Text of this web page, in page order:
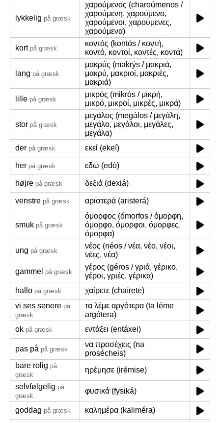
lykkelig på græsk
χαρούμενος (charoúmenos /
χαρούμενη, χαρούμενο,
χαρούμενοι, χαρούμενες,
χαρούμενα)
kort på græsk
κοντός (kontós / κοντή,
κοντό, κοντοί, κοντές, κοντά)
lang på græsk
μακρύς (makrýs / μακριά,
μακρύ, μακριοί, μακριές,
μακριά)
lille på græsk
μικρός (mikrós / μικρή,
μικρό, μικροί, μικρές, μικρά)
stor på græsk
μεγάλος (megálos / μεγάλη,
μεγάλο, μεγάλοι, μεγάλες,
μεγάλα)
der på græsk εκεί (ekeí)
her på græsk εδώ (edó)
højre på græsk δεξιά (dexiá)
venstre på græsk αριστερά (aristerá)
smuk på græsk
όμορφος (ómorfos / όμορφη,
όμορφο, όμορφοι, όμορφες,
όμορφα)
ung på græsk
νέος (néos / νέα, νέο, νέοι,
νέες, νέα)
gammel på græsk
γέρος (géros / γριά, γέρικο,
γέροι, γριές, γέρικα)
hallo på græsk
χαίρετε (chaírete)
vi ses senere på
græsk
τα λέμε αργότερα (ta léme
argótera)
ok på græsk εντάξει (entáxei)
pas på på græsk
να προσέχεις (na
prosécheis)
bare rolig på
græsk
ηρέμησε (irémise)
selvfølgelig på
græsk
φυσικά (fysiká)
goddag på græsk καλημέρα (kaliméra)